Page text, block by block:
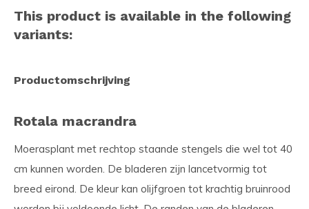
This product is available in the following
variants:
Productomschrijving
Rotala macrandra
Moerasplant met rechtop staande stengels die wel tot 40
cm kunnen worden. De bladeren zijn lancetvormig tot
breed eirond. De kleur kan olijfgroen tot krachtig bruinrood